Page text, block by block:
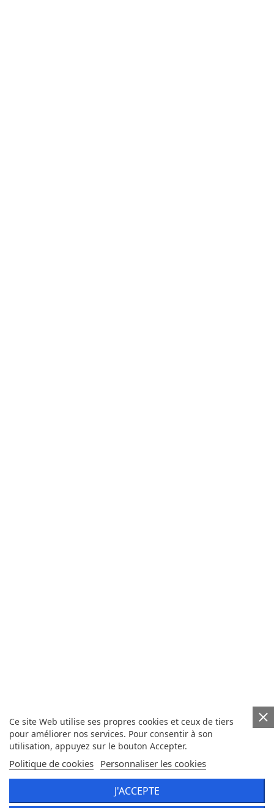
Ce site Web utilise ses propres cookies et ceux de tiers
pour améliorer nos services. Pour consentir à son
utilisation, appuyez sur le bouton Accepter.
Politique de cookies Personnaliser les cookies
J'ACCEPTE